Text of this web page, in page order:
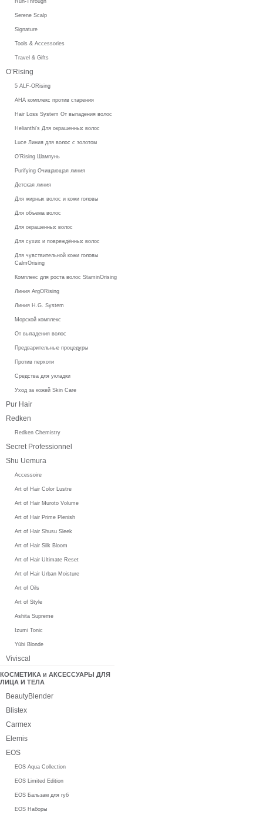
Serene Scalp
Signature
Tools & Accessories
Travel & Gifts
O’Rising
5 ALF-ORising
AHA комплекс против старения
Hair Loss System От выпадения волос
Helianthi's Для окрашенных волос
Luce Линия для волос с золотом
O’Rising Шампунь
Purifying Очищающая линия
Детская линия
Для жирных волос и кожи головы
Для объема волос
Для окрашенных волос
Для сухих и повреждённых волос
Для чувствительной кожи головы
CalmOrising
Комплекс для роста волос StaminOrising
Линия ArgORising
Линия H.G. System
Морской комплекс
От выпадения волос
Предварительные процедуры
Против перхоти
Средства для укладки
Уход за кожей Skin Care
Pur Hair
Redken
Redken Chemistry
Secret Professionnel
Shu Uemura
Accessoire
Art of Hair Color Lustre
Art of Hair Muroto Volume
Art of Hair Prime Plenish
Art of Hair Shusu Sleek
Art of Hair Silk Bloom
Art of Hair Ultimate Reset
Art of Hair Urban Moisture
Art of Oils
Art of Style
Ashita Supreme
Izumi Tonic
Yūbi Blonde
Viviscal
КОСМЕТИКА и АКСЕССУАРЫ ДЛЯ
ЛИЦА И ТЕЛА
BeautyBlender
Blistex
Carmex
Elemis
EOS
EOS Aqua Collection
EOS Limited Edition
EOS Бальзам для губ
EOS Наборы